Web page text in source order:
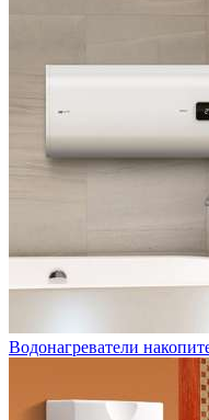
Водонагреватели